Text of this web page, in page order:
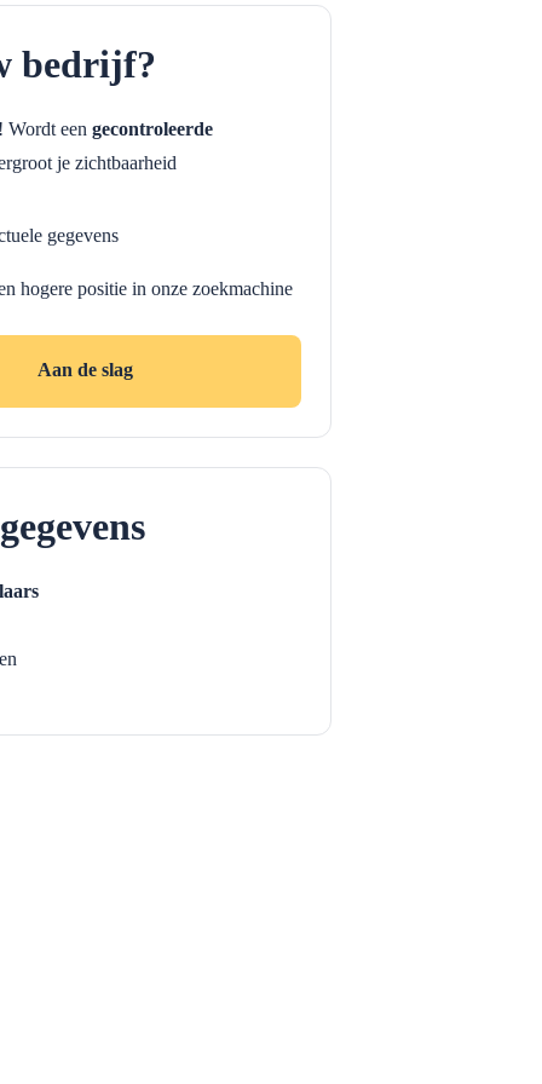
bedrijf?
een gecontroleerde
je zichtbaarheid
gegevens
hogere positie in onze zoekmachine
Aan de slag